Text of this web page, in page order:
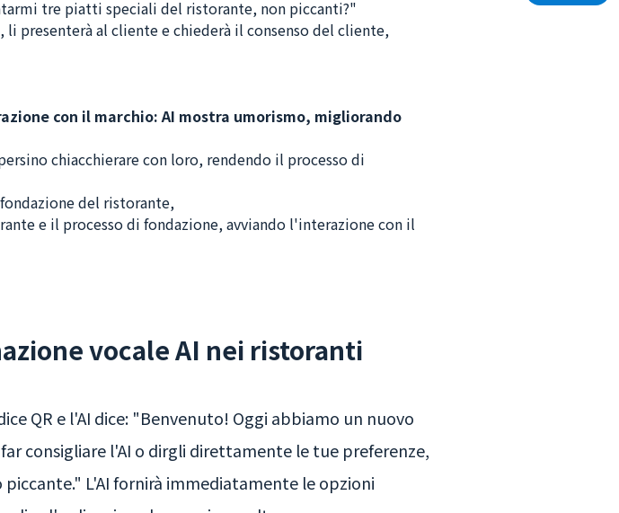
tre piatti speciali del ristorante, non piccanti?"
presenterà al cliente e chiederà il consenso del cliente,
con il marchio: AI mostra umorismo, migliorando
chiacchierare con loro, rendendo il processo di
del ristorante,
e il processo di fondazione, avviando l'interazione con il
vocale AI nei ristoranti
QR e l'AI dice: "Benvenuto! Oggi abbiamo un nuovo
consigliare l'AI o dirgli direttamente le tue preferenze,
L'AI fornirà immediatamente le opzioni